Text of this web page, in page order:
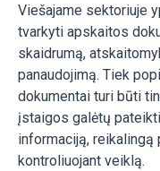
Viešajame sektoriuje
tvarkyti apskaitos
skaidrumą,
panaudojimą. Tiek
dokumentai turi būti
įstaigos galėtų
informaciją,
kontroliuojant veiklą.